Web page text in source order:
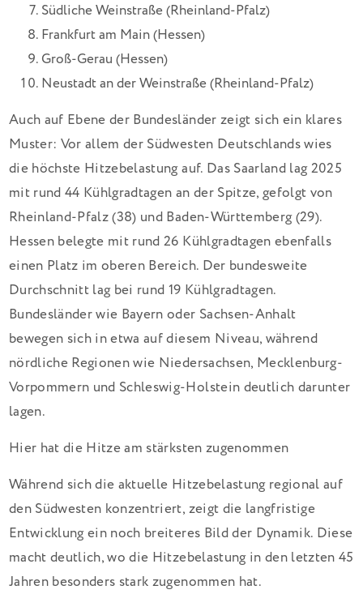
Südliche Weinstraße (Rheinland-Pfalz)
Frankfurt am Main (Hessen)
Groß-Gerau (Hessen)
Neustadt an der Weinstraße (Rheinland-Pfalz)
Auch auf Ebene der Bundesländer zeigt sich ein klares
Muster: Vor allem der Südwesten Deutschlands wies
die höchste Hitzebelastung auf. Das Saarland lag 2025
mit rund 44 Kühlgradtagen an der Spitze, gefolgt von
Rheinland-Pfalz (38) und Baden-Württemberg (29).
Hessen belegte mit rund 26 Kühlgradtagen ebenfalls
einen Platz im oberen Bereich. Der bundesweite
Durchschnitt lag bei rund 19 Kühlgradtagen.
Bundesländer wie Bayern oder Sachsen-Anhalt
bewegen sich in etwa auf diesem Niveau, während
nördliche Regionen wie Niedersachsen, Mecklenburg-
Vorpommern und Schleswig-Holstein deutlich darunter
lagen.
Hier hat die Hitze am stärksten zugenommen
Während sich die aktuelle Hitzebelastung regional auf
den Südwesten konzentriert, zeigt die langfristige
Entwicklung ein noch breiteres Bild der Dynamik. Diese
macht deutlich, wo die Hitzebelastung in den letzten 45
Jahren besonders stark zugenommen hat.